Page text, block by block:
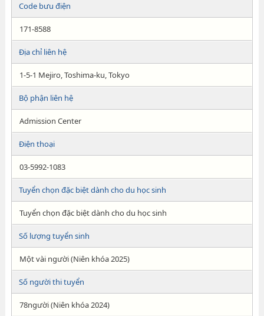
Code bưu điện
171-8588
Địa chỉ liên hệ
1-5-1 Mejiro, Toshima-ku, Tokyo
Bộ phận liên hệ
Admission Center
Điện thoại
03-5992-1083
Tuyển chọn đặc biệt dành cho du học sinh
Tuyển chọn đặc biệt dành cho du học sinh
Số lượng tuyển sinh
Một vài người (Niên khóa 2025)
Số người thi tuyển
78người (Niên khóa 2024)